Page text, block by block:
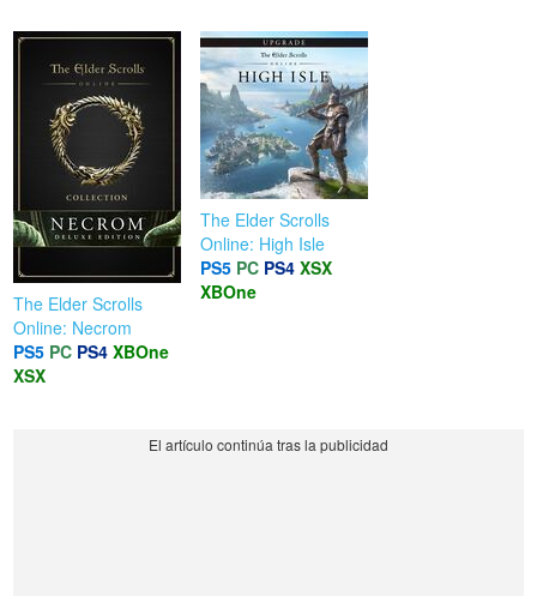
The Elder Scrolls
Online: Necrom
PS5 PC PS4 XBOne
XSX
The Elder Scrolls
Online: High Isle
PS5 PC PS4 XSX
XBOne